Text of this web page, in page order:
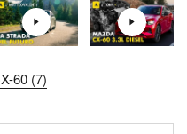
60 (7)